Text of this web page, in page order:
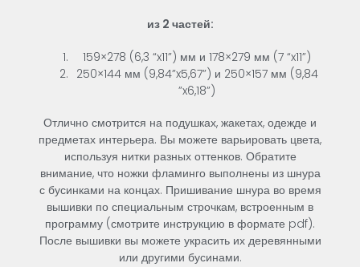
из 2 частей:
159×278 (6,3 “x11”) мм и 178×279 мм (7 “x11”)
250×144 мм (9,84”x5,67”) и 250×157 мм (9,84
”x6,18”)
Отлично смотрится на подушках, жакетах, одежде и
предметах интерьера. Вы можете варьировать цвета,
используя нитки разных оттенков. Обратите
внимание, что ножки фламинго выполнены из шнура
с бусинками на концах. Пришивание шнура во время
вышивки по специальным строчкам, встроенным в
программу (смотрите инструкцию в формате pdf).
После вышивки вы можете украсить их деревянными
или другими бусинами.